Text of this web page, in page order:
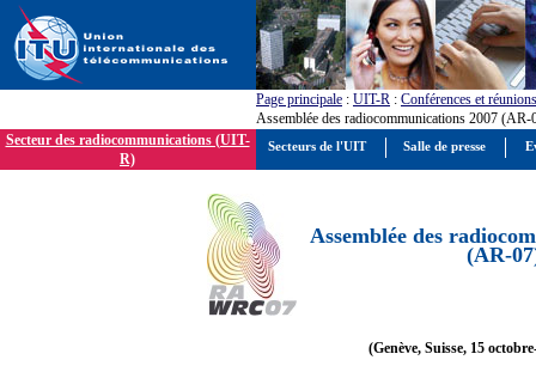
Page principale : UIT-R : Conférences et réunions
Assemblée des radiocommunications 2007 (AR-
Secteur des radiocommunications (UIT-
R)
Assemblée des
(AR-
(Genève, Suisse, 15
Secteurs de l'UIT Salle de presse